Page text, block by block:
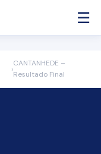
☰
›
CANTANHEDE –
Resultado Final